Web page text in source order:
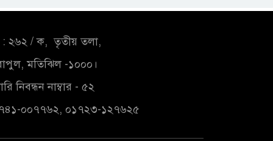
২৬২ / ক, তৃতীয় তলা,
মতিঝিল -১০০০।
নিবন্ধন নাম্বার - ৫২
০০৭৭৬২, ০১৭২৩-১২৭৬২৫